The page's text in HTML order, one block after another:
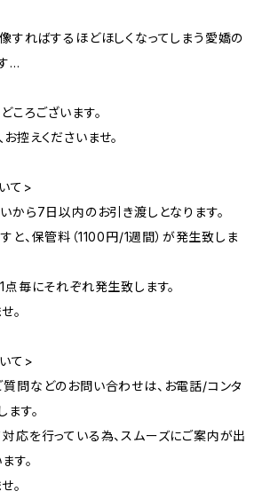
すればするほどほしくなってしまう愛嬌の
…
ころございます。
控えくださいませ。
て>
から7日以内のお引き渡しとなります。
と、保管料（1100円/1週間）が発生致しま
点毎にそれぞれ発生致します。
。
て>
問などのお問い合わせは、お電話/コンタ
す。
応を行っている為、スムーズにご案内が出
す。
。